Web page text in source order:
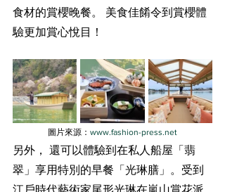
食材的賞櫻晚餐。 美食佳餚令到賞櫻體
驗更加賞心悅目！
圖片來源： www.fashion-press.net
另外， 還可以體驗到在私人船屋「翡
翠」享用特別的早餐 「光琳膳」
。受到